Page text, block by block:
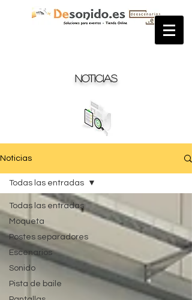
Noticias
Noticias
Todas las entradas
Moqueta
Postes separadores
Escenarios
Sonido
Pista de baile
Todas las entradas